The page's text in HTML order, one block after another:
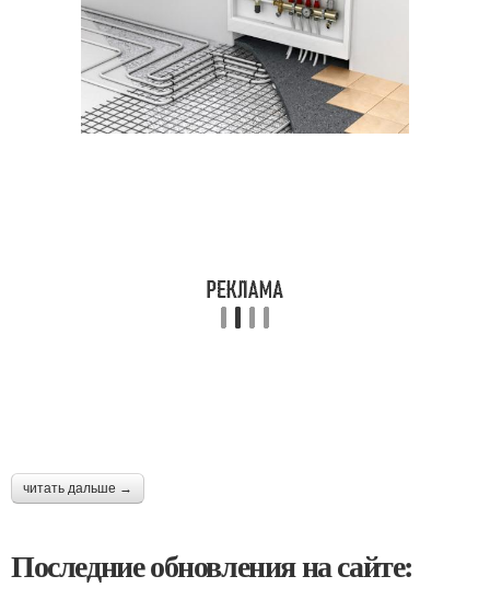
читать дальше →
Последние обновления на сайте: